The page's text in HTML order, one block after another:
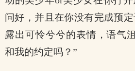
问好，并且在你没有完成预
露出可怜兮兮的表情，语气
和我的约定吗？”